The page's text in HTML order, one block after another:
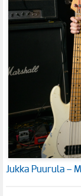
Jukka Puurula –